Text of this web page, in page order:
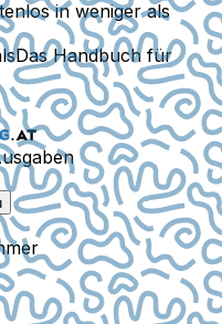
in weniger als
Das Handbuch für